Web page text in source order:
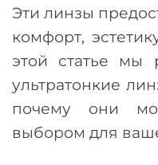
Эти линзы
комфорт,
этой статье мы
ультратонкие
почему они
выбором для